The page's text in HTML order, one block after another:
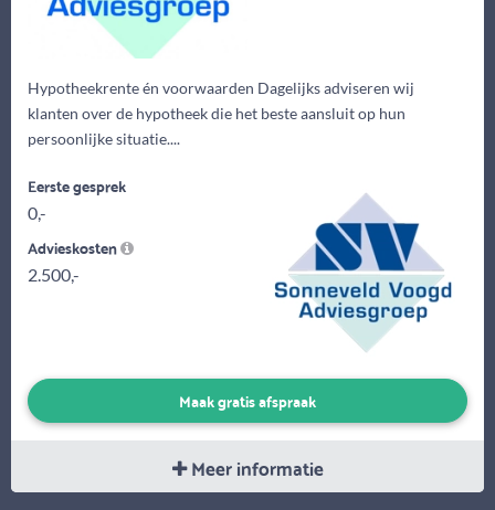
Hypotheekrente én voorwaarden Dagelijks adviseren wij
klanten over de hypotheek die het beste aansluit op hun
persoonlijke situatie....
Eerste gesprek
0,-
Advieskosten
2.500,-
Maak gratis afspraak
Meer informatie